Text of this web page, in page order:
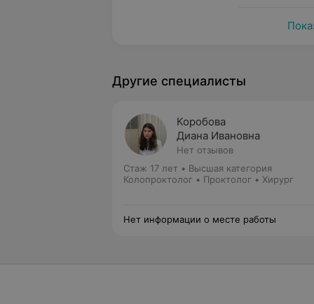
Другие специалисты
Коробова
Диана Ивановна
Нет отзывов
Стаж 17 лет • Высшая категория
Колопроктолог • Проктолог • Хирург
Нет информации о месте работы